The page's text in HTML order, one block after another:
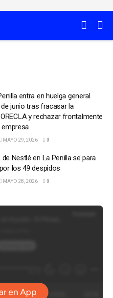
entra en huelga general
junio tras fracasar la
y rechazar frontalmente
MAYO 29, 2026 0
Nestlé en La Penilla se para
los 49 despidos
MAYO 28, 2026 0